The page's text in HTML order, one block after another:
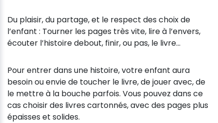
Du plaisir, du partage, et le respect des choix de
l’enfant : Tourner les pages très vite, lire à l’envers,
écouter l’histoire debout, finir, ou pas, le livre…
Pour entrer dans une histoire, votre enfant aura
besoin ou envie de toucher le livre, de jouer avec, de
le mettre à la bouche parfois. Vous pouvez dans ce
cas choisir des livres cartonnés, avec des pages plus
épaisses et solides.